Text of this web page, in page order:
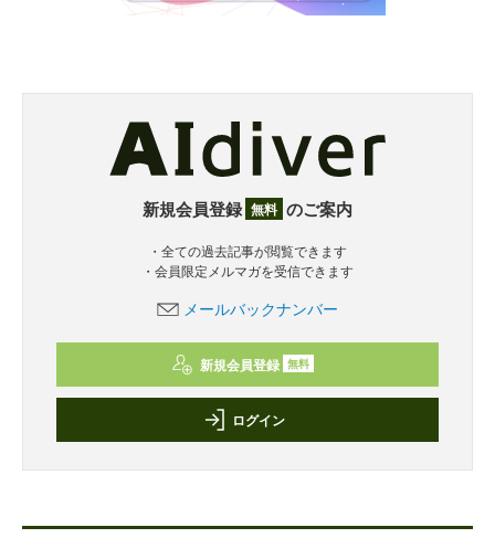
新規会員登録 無料 のご案内
・全ての過去記事が閲覧できます
・会員限定メルマガを受信できます
メールバックナンバー
新規会員登録 無料
ログイン